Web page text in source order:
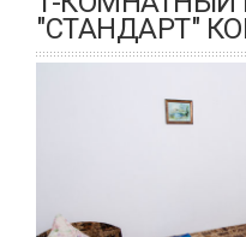
"СТАНДАРТ"